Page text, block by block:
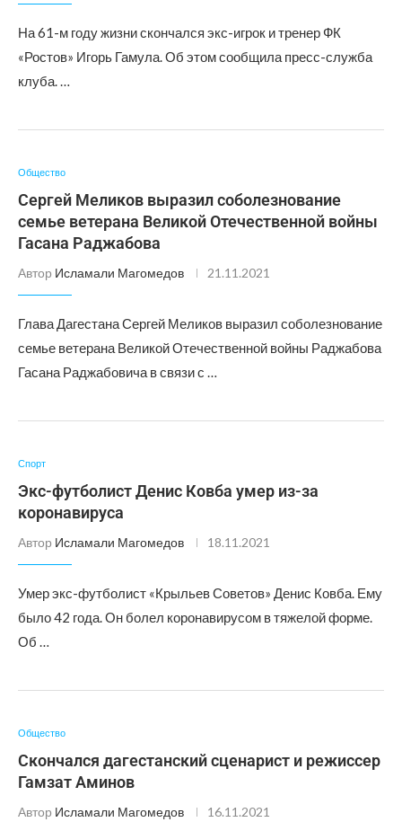
На 61-м году жизни скончался экс-игрок и тренер ФК
«Ростов» Игорь Гамула. Об этом сообщила пресс-служба
клуба. …
Общество
Сергей Меликов выразил соболезнование
семье ветерана Великой Отечественной войны
Гасана Раджабова
Автор Исламали Магомедов 21.11.2021
Глава Дагестана Сергей Меликов выразил соболезнование
семье ветерана Великой Отечественной войны Раджабова
Гасана Раджабовича в связи с …
Спорт
Экс-футболист Денис Ковба умер из-за
коронавируса
Автор Исламали Магомедов 18.11.2021
Умер экс-футболист «Крыльев Советов» Денис Ковба. Ему
было 42 года. Он болел коронавирусом в тяжелой форме.
Об …
Общество
Скончался дагестанский сценарист и режиссер
Гамзат Аминов
Автор Исламали Магомедов 16.11.2021